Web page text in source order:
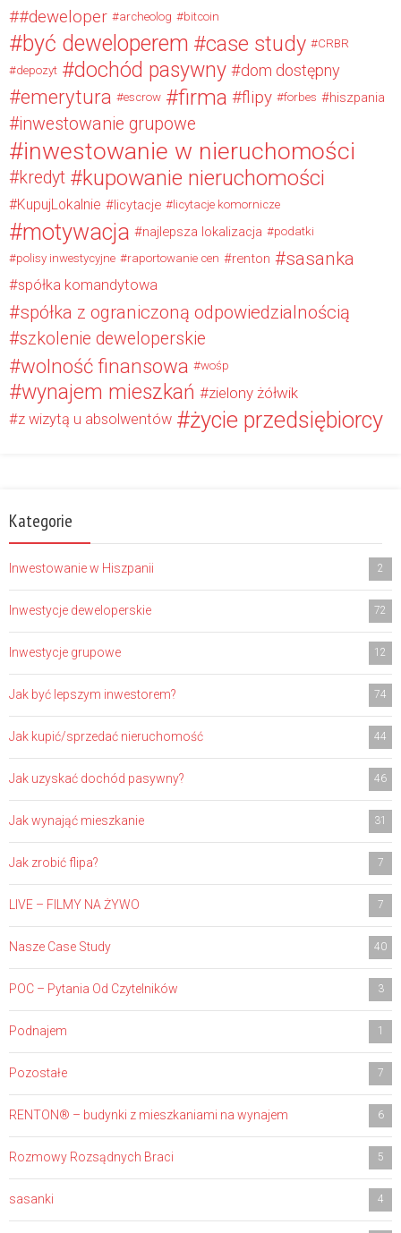
#deweloper archeolog bitcoin
być deweloperem case study
CRBR
depozyt
dochód pasywny dom dostępny
emerytura escrow firma flipy forbes hiszpania
inwestowanie grupowe
inwestowanie w nieruchomości
kredyt kupowanie nieruchomości
KupujLokalnie licytacje licytacje komornicze
motywacja najlepsza lokalizacja
podatki
polisy inwestycyjne
raportowanie cen renton sasanka
spółka komandytowa
spółka z ograniczoną odpowiedzialnością
szkolenie deweloperskie
wolność finansowa wośp
wynajem mieszkań zielony żółwik
z wizytą u absolwentów życie przedsiębiorcy
Kategorie
Inwestowanie w Hiszpanii 2
Inwestycje deweloperskie 72
Inwestycje grupowe 12
Jak być lepszym inwestorem? 74
Jak kupić/sprzedać nieruchomość 44
Jak uzyskać dochód pasywny? 46
Jak wynająć mieszkanie 31
Jak zrobić flipa? 7
LIVE – FILMY NA ŻYWO 7
Nasze Case Study 40
POC – Pytania Od Czytelników 3
Podnajem 1
Pozostałe 7
RENTON® – budynki z mieszkaniami na wynajem 6
Rozmowy Rozsądnych Braci 5
sasanki 4